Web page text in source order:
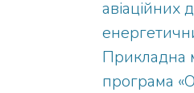
и
авіаційних
Прикладна
програма